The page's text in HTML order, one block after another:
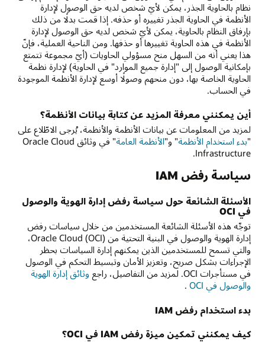
نظام بالحاوية الجذر، يمكن لأيّ شخص لديه حق الوصول لإدارة
الأنظمة في الحاوية الجذر تغييره أو حذفه. إذا قمت بدلًا من ذلك
بإرفاق النظام بالحاوية، يمكن لأيّ شخص لديه حق الوصول لإدارة
الأنظمة في هذه الحاوية تغييرها أو حذفها. ومن الناحية العملية، فإنّ
هذا يعني أنه من السهل منح مسؤولي الحاويات (أيّ مجموعة تتمتع
بإمكانية الوصول إلى "إدارة جميع الموارد" في الحاوية) لإدارة نظمة
الحاوية الخاصة بها، دون منحهم وصولًا أوسع لإدارة الأنظمة الموجودة
في الحساب.
أين يمكنني معرفة المزيد عن كتابة بيانات الأنظمة؟
لمزيد من المعلومات عن بيانات الأنظمة والأنظمة، يُرجى الاطّلاع على
"بدء استخدام الأنظمة" و"الأنظمة العامة
" في وثائق Oracle Cloud
Infrastructure.
سياسة رفض IAM
الأسئلة الشائعة حول سياسة رفض إدارة الهوية والوصول
في OCI
توجِّه هذه الأسئلة الشائعة المستخدمين من خلال سياسات رفض
إدارة الهوية والوصول في البنية التحتية من Oracle Cloud (OCI)،
والتي تسمح للمستخدمين الذين يمكنهم إدارة السياسات بحظر
الإجراءات بشكل صريح، وتعزيز الأمان وتبسيط التحكم في الوصول
في مستأجرات OCI. لمزيد من التفاصيل، راجع
وثائق إدارة الهوية
والوصول في OCI
.
بدء استخدام رفض IAM
كيف يمكنني تمكين ميزة رفض IAM في OCI؟